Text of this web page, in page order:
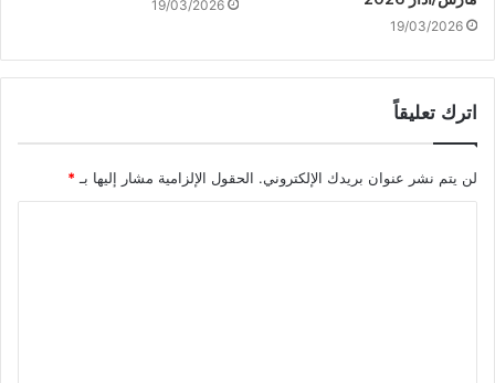
19/03/2026
19/03/2026
اترك تعليقاً
لن يتم نشر عنوان بريدك الإلكتروني. الحقول الإلزامية مشار إليها بـ *